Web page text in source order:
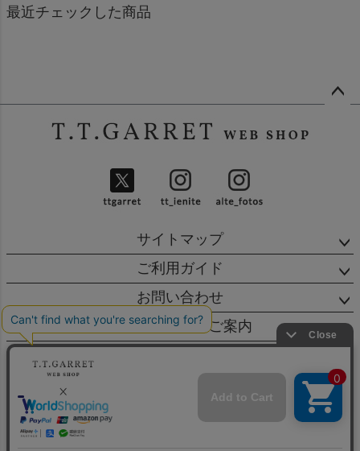
最近チェックした商品
サイトマップ
ご利用ガイド
お問い合わせ
店舗・営業日のご案内
会社概要
特定商取引法に基づく表示
個人情報の取扱